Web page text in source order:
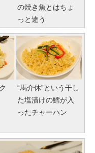
の焼き魚とはちょ
っと違う
“馬介休”という干し
た塩漬けの鱈が入
ったチャーハン